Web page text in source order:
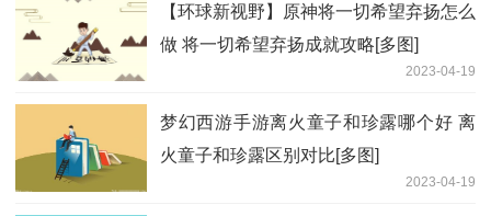
【环球新视野】原神将一切希望弃扬怎么
做 将一切希望弃扬成就攻略[多图]
2023-04-19
梦幻西游手游离火童子和珍露哪个好 离
火童子和珍露区别对比[多图]
2023-04-19